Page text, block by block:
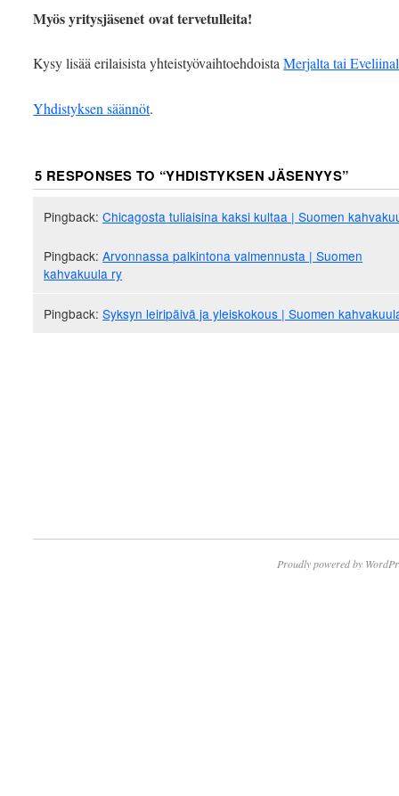
Myös yritysjäsenet ovat tervetulleita!
Kysy lisää erilaisista yhteistyövaihtoehdoistaMerjalta tai
Yhdistyksen säännöt.
5 RESPONSES TO “YHDISTYKSEN JÄSENYYS”
Pingback:Chicagosta tuliaisina kaksi kultaa | Suomen
Pingback:Arvonnassa palkintona valmennusta | Suomen
kahvakuula ry
Pingback:Syksyn leiripäivä ja yleiskokous | Suomen
Proudly powered by